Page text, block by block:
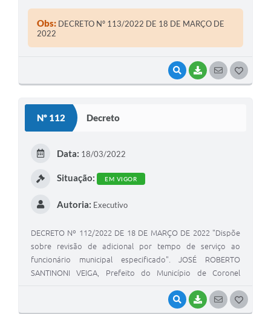
VISUALIZAR
BAIXARSEGUIR
legais de seu cargo.
Obs: DECRETO Nº 113/2022 DE 18 DE MARÇO DE
2022
Nº 112 Decreto
VISUALIZAR
BAIXARSEGUIR
Data: 18/03/2022
Situação: EM VIGOR
Autoria: Executivo
DECRETO Nº 112/2022 DE 18 DE MARÇO DE 2022 "Dispõe
sobre revisão de adicional por tempo de serviço ao
funcionário municipal especificado". JOSÉ ROBERTO
SANTINONI VEIGA, Prefeito do Município de Coronel